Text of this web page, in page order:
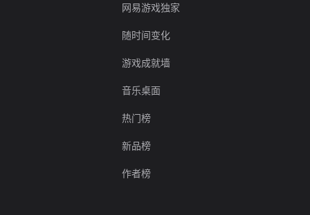
网易游戏独家
随时间变化
游戏成就墙
音乐桌面
热门榜
新品榜
作者榜